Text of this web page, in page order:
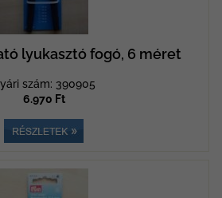
lyukasztó fogó, 6 méret
szám: 390905
6.970 Ft